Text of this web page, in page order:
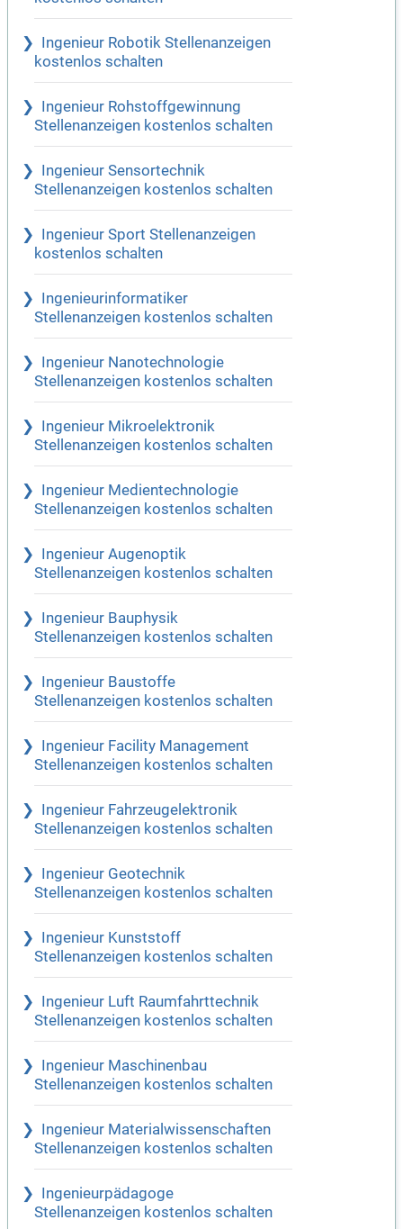
Ingenieur Robotik Stellenanzeigen
kostenlos schalten
Ingenieur Rohstoffgewinnung
Stellenanzeigen kostenlos schalten
Ingenieur Sensortechnik
Stellenanzeigen kostenlos schalten
Ingenieur Sport Stellenanzeigen
kostenlos schalten
Ingenieurinformatiker
Stellenanzeigen kostenlos schalten
Ingenieur Nanotechnologie
Stellenanzeigen kostenlos schalten
Ingenieur Mikroelektronik
Stellenanzeigen kostenlos schalten
Ingenieur Medientechnologie
Stellenanzeigen kostenlos schalten
Ingenieur Augenoptik
Stellenanzeigen kostenlos schalten
Ingenieur Bauphysik
Stellenanzeigen kostenlos schalten
Ingenieur Baustoffe
Stellenanzeigen kostenlos schalten
Ingenieur Facility Management
Stellenanzeigen kostenlos schalten
Ingenieur Fahrzeugelektronik
Stellenanzeigen kostenlos schalten
Ingenieur Geotechnik
Stellenanzeigen kostenlos schalten
Ingenieur Kunststoff
Stellenanzeigen kostenlos schalten
Ingenieur Luft Raumfahrttechnik
Stellenanzeigen kostenlos schalten
Ingenieur Maschinenbau
Stellenanzeigen kostenlos schalten
Ingenieur Materialwissenschaften
Stellenanzeigen kostenlos schalten
Ingenieurpädagoge
Stellenanzeigen kostenlos schalten